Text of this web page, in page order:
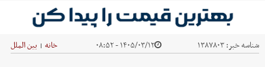
شناسه خبر:۱۳۸۷۸۰۳ ۱۴۰۵/۰۳/۱۲ - ۰۸:۵۲ خانه | بین الملل